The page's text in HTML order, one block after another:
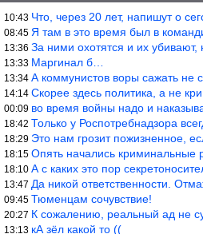
10:43 Что, через 20 лет, напишут о
08:45 Я там в это время был в
13:36 За ними охотятся и их
13:33 Маргинал б…
13:34 А коммунистов воры сажать не
14:14 Скорее здесь политика, а не
00:09 во время войны надо и наказывать
18:42 Только у Роспотребнадзора всегда
18:29 Это нам грозит пожизненное, если
18:15 Опять начались криминальные
18:10 А с каких это пор секретоносителям
13:47 Да никой ответственности.
09:45 Тюменцам сочувствие!
20:27 К сожалению, реальный ад не
13:13 кА зёл какой то ((